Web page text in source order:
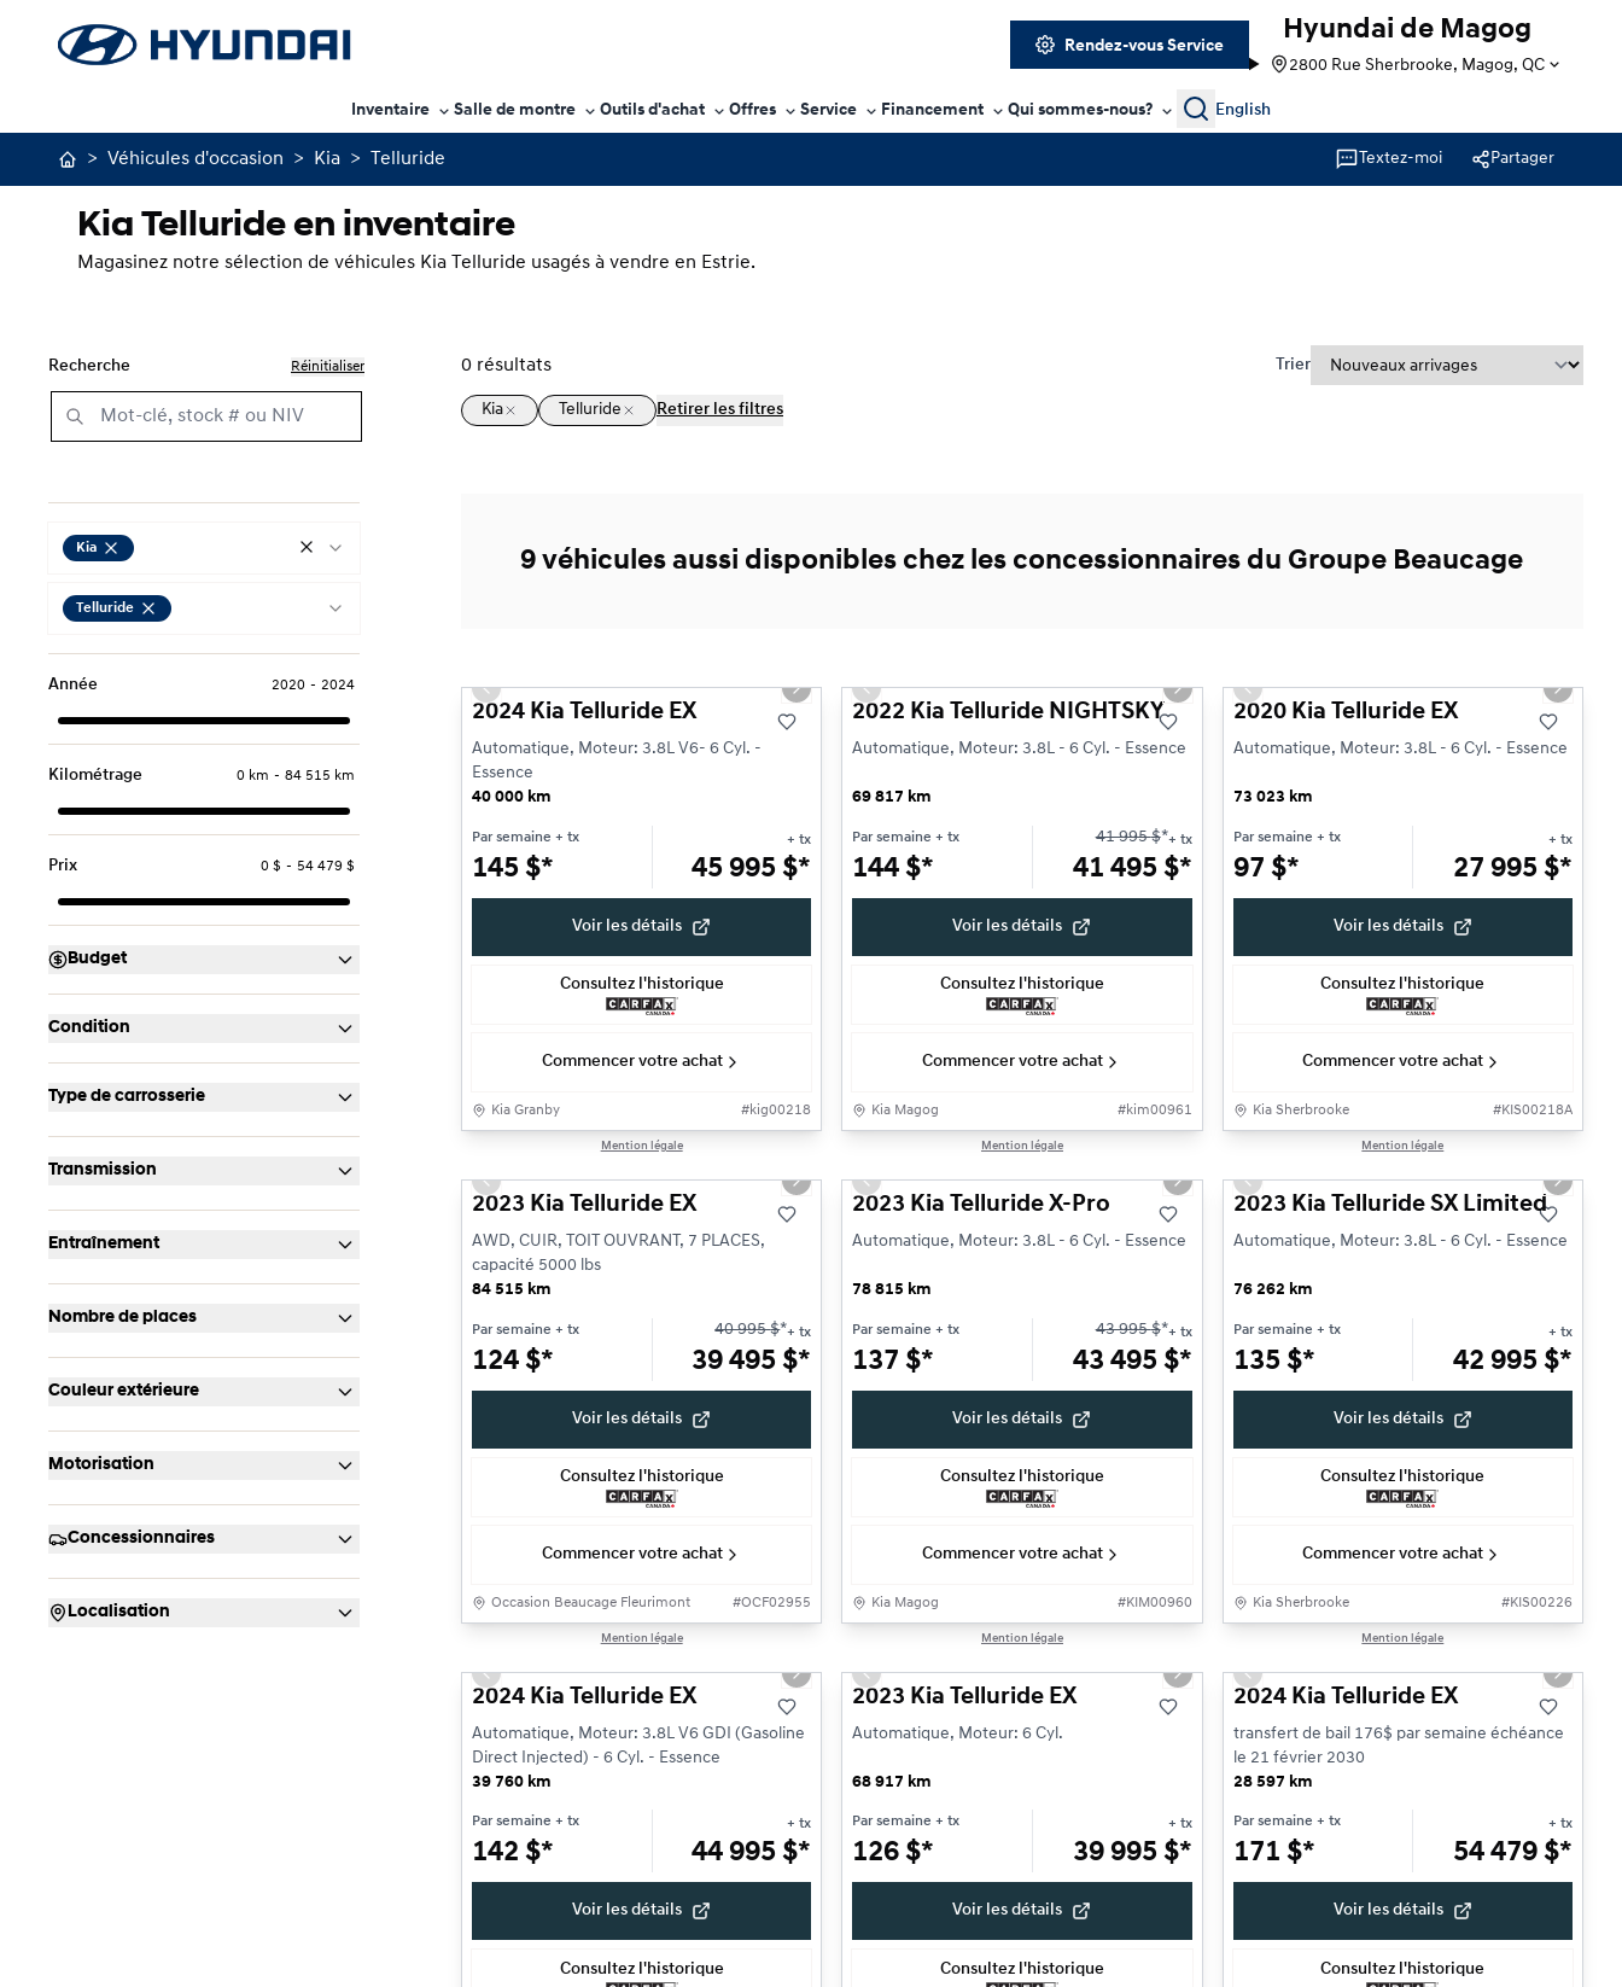
Rendez-vous Service
Hyundai de Magog
2800 Rue Sherbrooke, Magog, QC
Inventaire Salle de montre Outils d'achat Offres Service Financement Qui sommes-nous? Search
English
> Véhicules d'occasion > Kia > Telluride Textez-moi Partager
Kia Telluride en inventaire
Magasinez notre sélection de véhicules Kia Telluride usagés à vendre en Estrie.
Recherche Réinitialiser
Kia
Telluride
Année 2020 - 2024
Kilométrage 0 km - 84 515 km
Prix 0 $ - 54 479 $
Budget
Condition
Type de carrosserie
Transmission
Entraînement
Nombre de places
Couleur extérieure
Motorisation
Concessionnaires
Localisation
0 résultats Trier
Kia Telluride Retirer les filtres
9 véhicules aussi disponibles chez les concessionnaires du Groupe Beaucage
Previous slide Next slide
2024 Kia Telluride EX
Automatique, Moteur: 3.8L V6- 6 Cyl. -
Essence
40 000 km
Par semaine + tx
145 $*
+ tx
45 995$*
Voir les détails
Consultez l'historique
Commencer votre achat
Kia Granby #kig00218
Mention légale
Previous slide Next slide
2022 Kia Telluride NIGHTSKY
Automatique, Moteur: 3.8L - 6 Cyl. - Essence
69 817 km
Par semaine + tx
144$*
41 995$*+ tx
41 495 $*
Voir les détails
Consultez l'historique
Commencer votre achat
Kia Magog #kim00961
Mention légale
Previous slide Next
2020 Kia Telluride EX
Automatique, Moteur: 3.8L - 6 Cyl. - Essence
73 023 km
Par semaine + tx
97 $*
+ tx
27 995 $*
Voir les détails
Consultez l'historique
Commencer votre achat
Kia Sherbrooke #KIS00218A
Mention légale
Previous slide Next slide
2023 Kia Telluride EX
AWD, CUIR, TOIT OUVRANT, 7 PLACES,
capacité 5000 lbs
84 515 km
Par semaine + tx
124 $*
40 995$*+ tx
39 495$*
Voir les détails
Consultez l'historique
Commencer votre achat
Occasion Beaucage Fleurimont #OCF02955
Mention légale
Previous slide Next slide
2023 Kia Telluride X-Pro
Automatique, Moteur: 3.8L - 6 Cyl. - Essence
78 815 km
Par semaine + tx
137$*
43 995$*+ tx
43 495 $*
Voir les détails
Consultez l'historique
Commencer votre achat
Kia Magog #KIM00960
Mention légale
Previous slide Next
2023 Kia Telluride SX Limited
Automatique, Moteur: 3.8L - 6 Cyl. - Essence
76 262 km
Par semaine + tx
135 $*
+ tx
42 995 $*
Voir les détails
Consultez l'historique
Commencer votre achat
Kia Sherbrooke #KIS00226
Mention légale
Previous slide Next slide
2024 Kia Telluride EX
Automatique, Moteur: 3.8L V6 GDI (Gasoline
Direct Injected) - 6 Cyl. - Essence
39 760 km
Par semaine + tx
142 $*
+ tx
44 995$*
Voir les détails
Consultez l'historique
Previous slide Next slide
2023 Kia Telluride EX
Automatique, Moteur: 6 Cyl.
68 917 km
Par semaine + tx
126$*
+ tx
39 995 $*
Voir les détails
Consultez l'historique
Previous slide Next
2024 Kia Telluride EX
transfert de bail 176$ par semaine échéance
le 21 février 2030
28 597 km
Par semaine + tx
171 $*
+ tx
54 479 $*
Voir les détails
Consultez l'historique